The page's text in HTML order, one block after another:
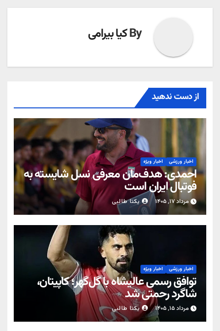
Byکیا بیرامی
از دست ندهید
اخبار ورزشی اخبار ویژه
احمدی: هدف‌مان معرفی نسل شایسته به
فوتبال ایران است
مرداد ۱۷, ۱۴۰۵ یکتا طالبی
اخبار ورزشی اخبار ویژه
توافق رسمی عالیشاه با گل‌گهر؛ کاپیتان،
شاگرد رحمتی شد
مرداد ۱۵, ۱۴۰۵ یکتا طالبی